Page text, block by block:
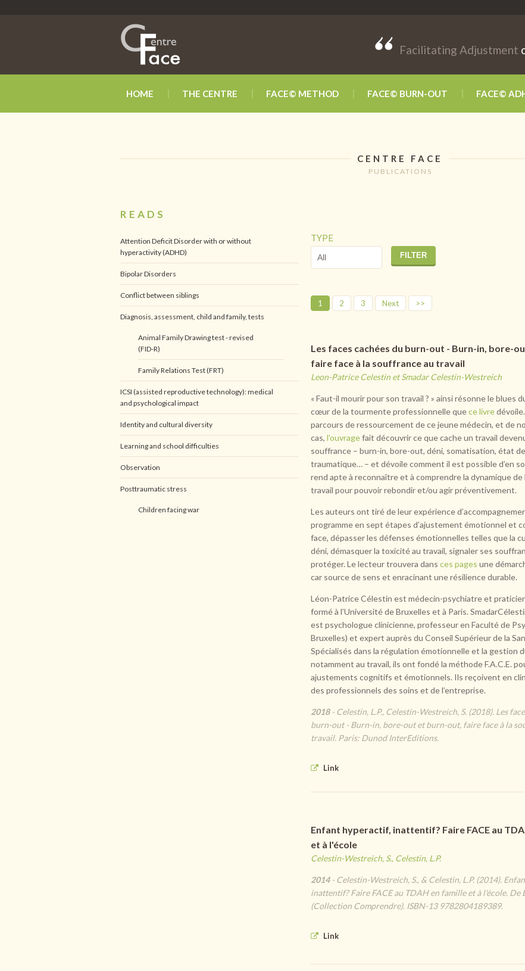
Facilitating Adjustment
HOME THE CENTRE FACE© METHOD FACE© BURN-OUT FACE©
CENTRE FACE
PUBLICATIONS
READS
Attention Deficit Disorder with or without
hyperactivity (ADHD)
Bipolar Disorders
Conflict between siblings
Diagnosis, assessment, child and family, tests
Animal Family Drawing test - revised
(FID-R)
Family Relations Test (FRT)
ICSI (assisted reproductive technology): medical
and psychological impact
Identity and cultural diversity
Learning and school difficulties
Observation
Posttraumatic stress
Children facing war
TYPE
1 2 3 Next >>
Les faces cachées du burn-out - Burn-in, bore-
faire face à la souffrance au travail
Leon-Patrice Celestin et Smadar Celestin-Westreich
« Faut-il mourir pour son travail ? » ainsi résonne le blues
cœur de la tourmente professionnelle quece livre
parcours de ressourcement de ce jeune médecin, et de
cas, l’ouvragefait découvrir ce que cache un travail
souffrance – burn-in, bore-out, déni, somatisation, état
traumatique… – et dévoile comment il est possible d’en
rend apte à reconnaître et à comprendre la dynamique de
travail pour pouvoir rebondir et/ou agir préventivement.
Les auteurs ont tiré de leur expérience
programme en sept étapes d’ajustement émotionnel et
face, dépasser les défenses émotionnelles telles que la
déni, démasquer la toxicité au travail, signaler ses
protéger. Le lecteur trouvera dans ces pages une
car source de sens et enracinant une résilience durable.
Léon-Patrice Célestin est médecin-psychiatre et
formé à l’Université de Bruxelles et à Paris.
est psychologue clinicienne, professeur en Faculté de
Bruxelles) et expert auprès du Conseil Supérieur de la
Spécialisés dans la régulation émotionnelle et la gestion
notamment au travail, ils ont fondé la méthode F.A.C.E.
ajustements cognitifs et émotionnels. Ils reçoivent en
des professionnels des soins et de l’entreprise.
2018- Celestin, L.P., Celestin-Westreich, S. (2018). Les
burn-out - Burn-in, bore-out et burn-out, faire face à la
travail. Paris: Dunod InterEditions.
Link
Enfant hyperactif, inattentif? Faire FACE au
et à l'école
Celestin-Westreich, S., Celestin, L.P.
2014- Celestin-Westreich, S., & Celestin, L.P. (2014).
inattentif? Faire FACE au TDAH en famille et à l'école. De
(Collection Comprendre). ISBN-13 9782804189389.
Link